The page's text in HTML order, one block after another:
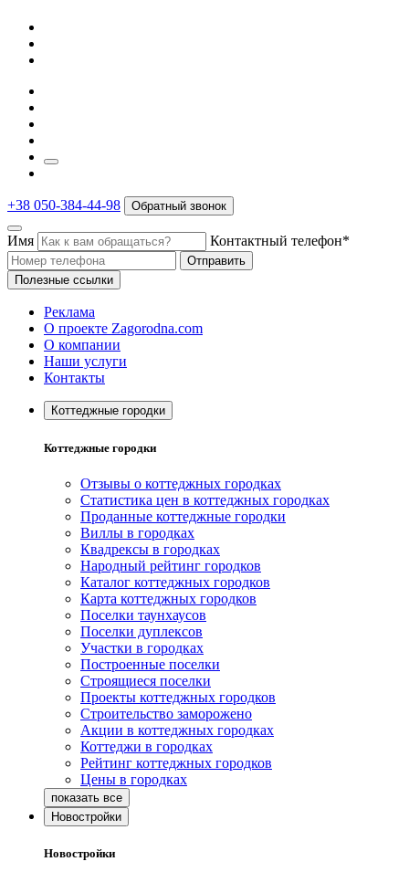
+38 050-384-44-98 Обратный звонок
Имя Контактный телефон*
Отправить
Полезные ссылки
Реклама
О проекте Zagorodna.com
О компании
Наши услуги
Контакты
Коттеджные городки
Коттеджные городки
Отзывы о коттеджных городках
Статистика цен в коттеджных городках
Проданные коттеджные городки
Виллы в городках
Квадрексы в городках
Народный рейтинг городков
Каталог коттеджных городков
Карта коттеджных городков
Поселки таунхаусов
Поселки дуплексов
Участки в городках
Построенные поселки
Строящиеся поселки
Проекты коттеджных городков
Строительство заморожено
Акции в коттеджных городках
Коттеджи в городках
Рейтинг коттеджных городков
Цены в городках
Новостройки
Новостройки